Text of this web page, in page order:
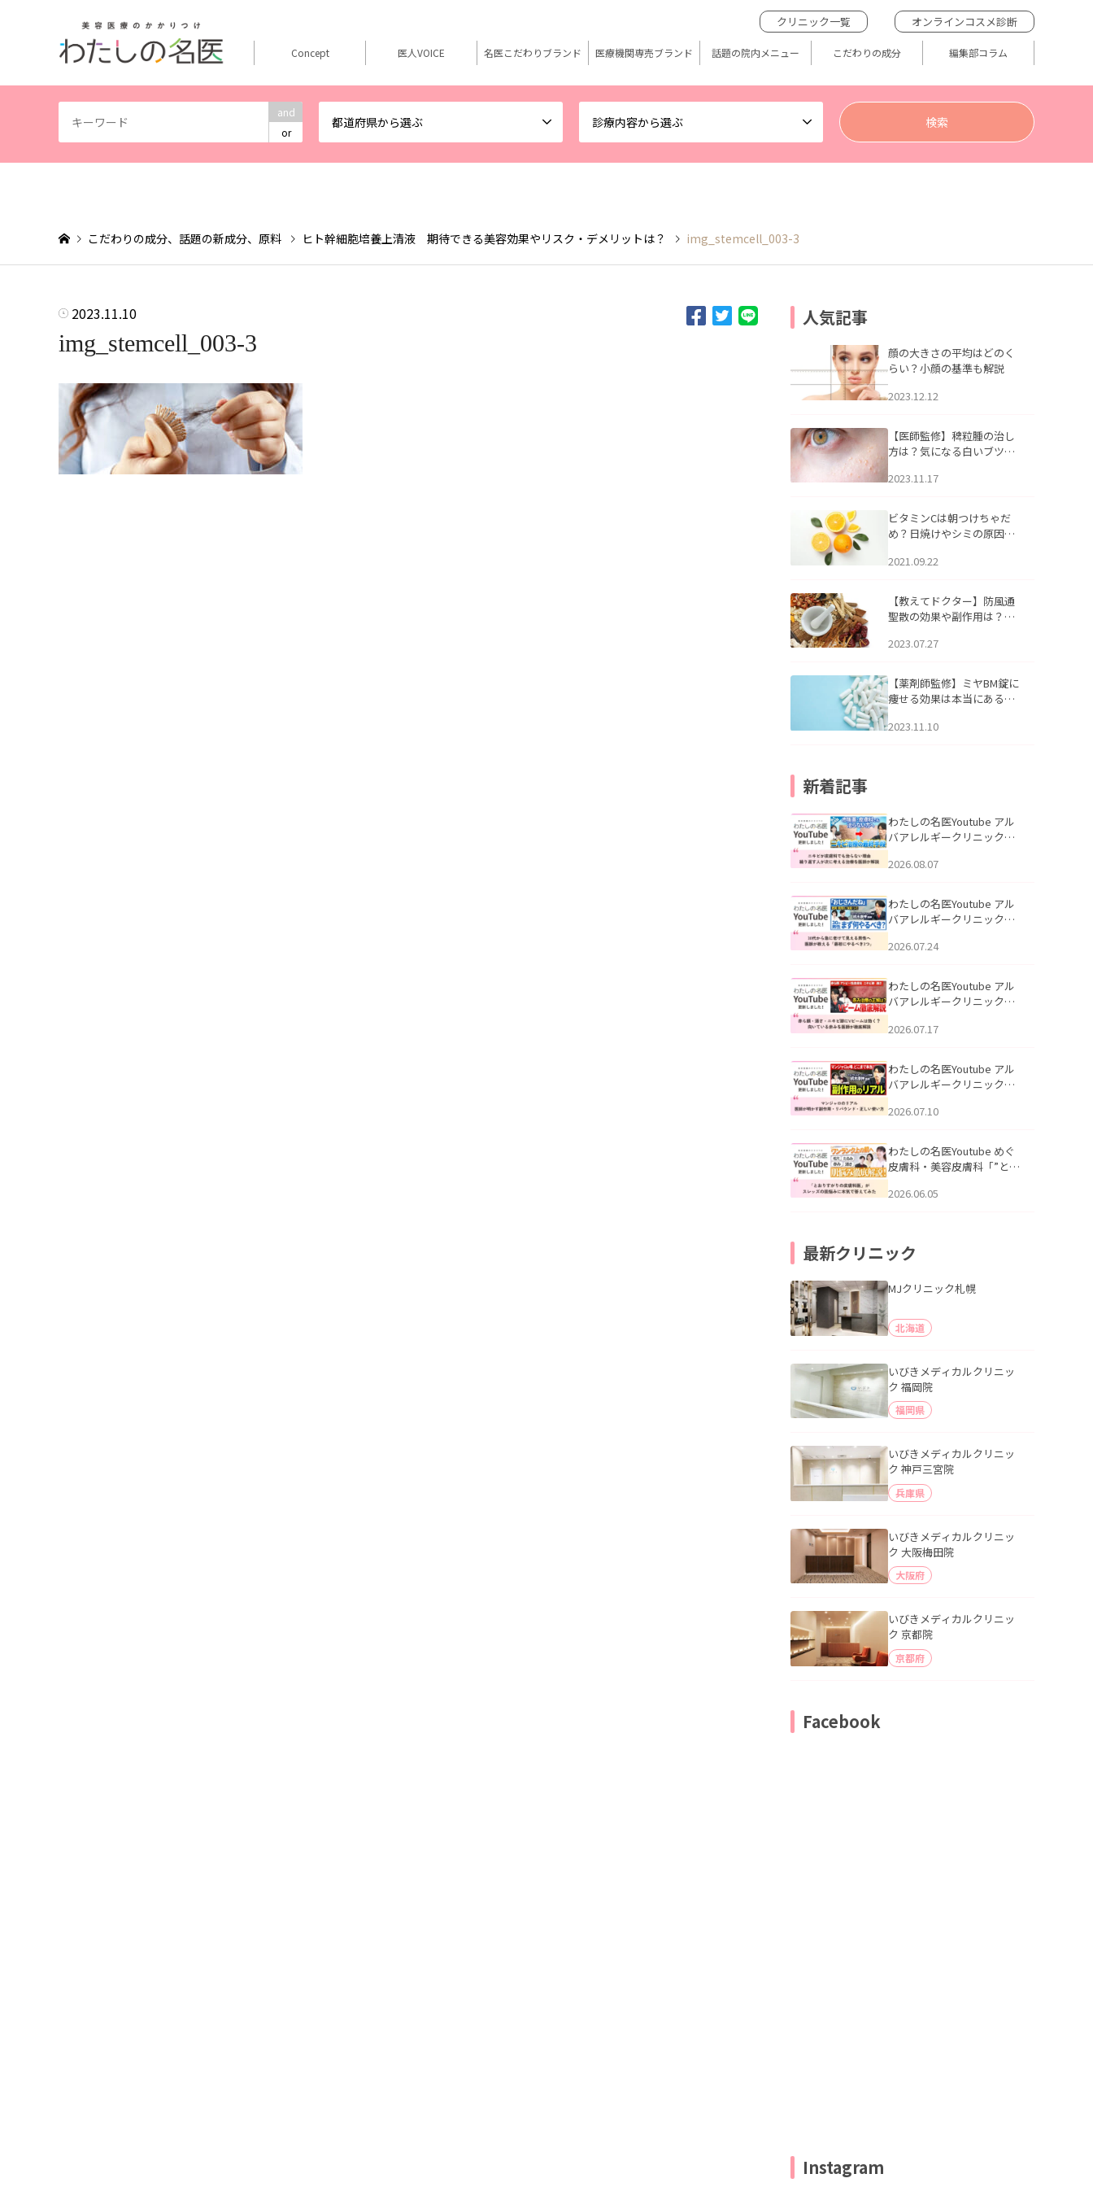
and
or
都道府県から選ぶ 診療内容から選ぶ
クリニック一覧 オンラインコスメ診断
Concept 医人VOICE 名医こだわりブランド 医療機関専売ブランド 話題の院内メニュー こだわりの成分 編集部コラム
こだわりの成分、話題の新成分、原料 ヒト幹細胞培養上清液 期待できる美容効果やリスク・デメリットは？ img_stemcell_003-3
2023.11.10
img_stemcell_003-3
人気記事
顔の大きさの平均はどのく
らい？小顔の基準も解説
2023.12.12
【医師監修】稗粒腫の治し
方は？気になる白いブツブ
アについて
2023.11.17
ビタミンCは朝つけちゃだ
め？日焼けやシミの原因に
2021.09.22
【教えてドクター】防風通
聖散の効果や副作用は？長
2023.07.27
【薬剤師監修】ミヤBM錠に
痩せる効果は本当にある
2023.11.10
新着記事
わたしの名医Youtube アル
バアレルギークリニック札
らない理由｜繰り返す人が
説」を公開いたしました。
2026.08.07
わたしの名医Youtube アル
バアレルギークリニック札
える男性へ｜医師が教える
公開いたしました。
2026.07.24
わたしの名医Youtube アル
バアレルギークリニック札
跡にVビームは効く？向いて
説」を公開いたしました。
2026.07.17
わたしの名医Youtube アル
バアレルギークリニック札
医師が明かす副作用・リバ
公開いたしました。
2026.07.10
わたしの名医Youtube めぐ
皮膚科・美容皮膚科「”とお
ッズの肌悩みに本気で答え
2026.06.05
最新クリニック
MJクリニック札幌
北海道
いびきメディカルクリニッ
ク 福岡院
福岡県
いびきメディカルクリニッ
ク 神戸三宮院
兵庫県
いびきメディカルクリニッ
ク 大阪梅田院
大阪府
いびきメディカルクリニッ
ク 京都院
京都府
Facebook
Instagram